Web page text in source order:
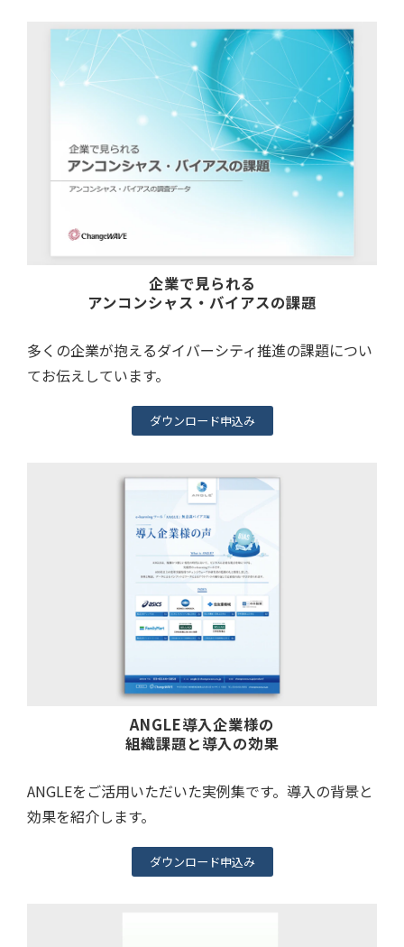
企業で見られる
アンコンシャス・バイアスの課題
多くの企業が抱えるダイバーシティ推進の課題につい
てお伝えしています。
ダウンロード申込み
ANGLE導入企業様の
組織課題と導入の効果
ANGLEをご活用いただいた実例集です。導入の背景と
効果を紹介します。
ダウンロード申込み